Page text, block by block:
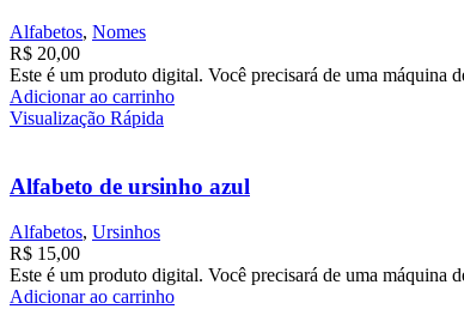
Alfabetos, Nomes
R$ 20,00
Este é um produto digital. Você precisará de uma máquina
Adicionar ao carrinho
Visualização Rápida
Alfabeto de ursinho azul
Alfabetos, Ursinhos
R$ 15,00
Este é um produto digital. Você precisará de uma máquina
Adicionar ao carrinho